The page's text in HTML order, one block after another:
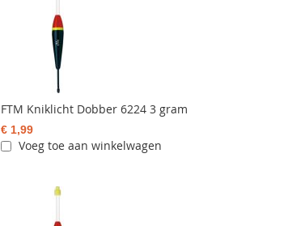
FTM Kniklicht Dobber 6224 3 gram
€ 1,99
Voeg toe aan winkelwagen